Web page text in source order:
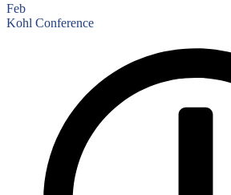
Feb
Kohl Conference